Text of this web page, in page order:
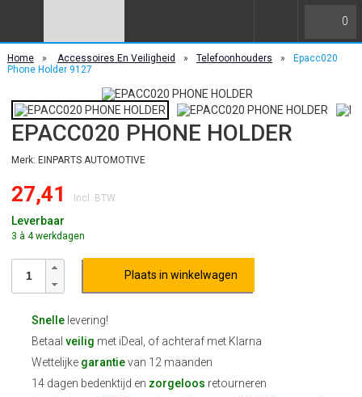
0
Home » Accessoires En Veiligheid » Telefoonhouders »
Epacc020
Phone Holder 9127
EPACC020 PHONE HOLDER
Merk: EINPARTS AUTOMOTIVE
27,41 Incl. BTW
Leverbaar
3 à 4 werkdagen
Plaats in winkelwagen
Snellelevering!
Betaal veilig met iDeal, of achteraf met Klarna
Wettelijke garantievan 12 maanden
14 dagen bedenktijd en zorgeloos retourneren